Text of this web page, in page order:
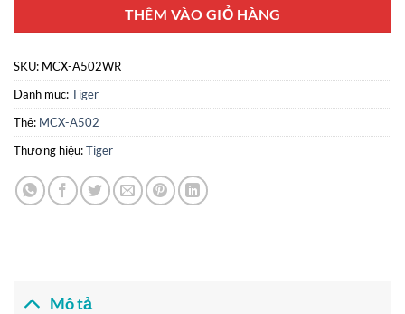
THÊM VÀO GIỎ HÀNG
SKU: MCX-A502WR
Danh mục:Tiger
Thẻ: MCX-A502
Thương hiệu:Tiger
Mô tả